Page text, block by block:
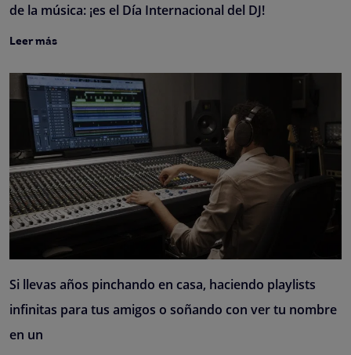
de la música: ¡es el Día Internacional del DJ!
Leer más
Si llevas años pinchando en casa, haciendo playlists
infinitas para tus amigos o soñando con ver tu nombre
en un